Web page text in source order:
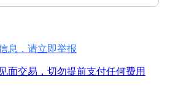
息，请立即举报
面交易，切勿提前支付任何费用